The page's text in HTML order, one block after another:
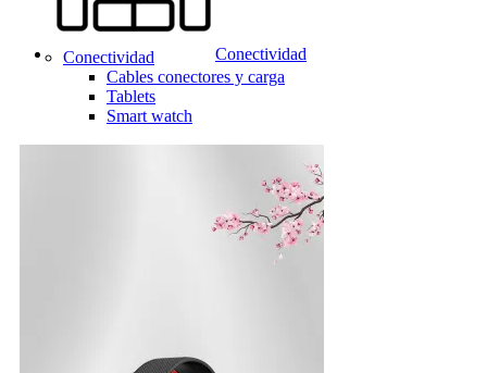
Conectividad
Conectividad
Cables conectores y carga
Tablets
Smart watch